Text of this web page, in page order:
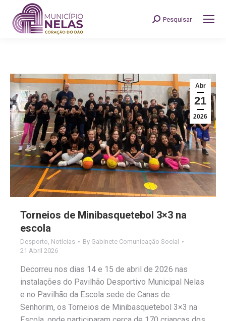
Search:
Pesquisar
Abr
21
2026
Torneios de Minibasquetebol 3×3 na
escola
Desporto, Notícias By Gabinete Comunicação Social
21 Abril 2026
Decorreu nos dias 14 e 15 de abril de 2026 nas
instalações do Pavilhão Desportivo Municipal Nelas
e no Pavilhão da Escola sede de Canas de
Senhorim, os Torneios de Minibasquetebol 3×3 na